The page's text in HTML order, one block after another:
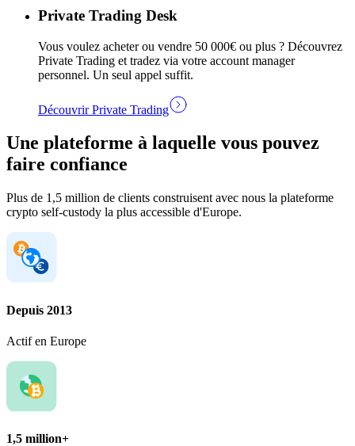
Private Trading Desk
Vous voulez acheter ou vendre 50 000€ ou plus ? Découvrez
Private Trading et tradez via votre account manager
personnel. Un seul appel suffit.
Découvrir Private Trading
Une plateforme à laquelle vous pouvez
faire confiance
Plus de 1,5 million de clients construisent avec nous la plateforme
crypto self-custody la plus accessible d'Europe.
Depuis 2013
Actif en Europe
1,5 million+